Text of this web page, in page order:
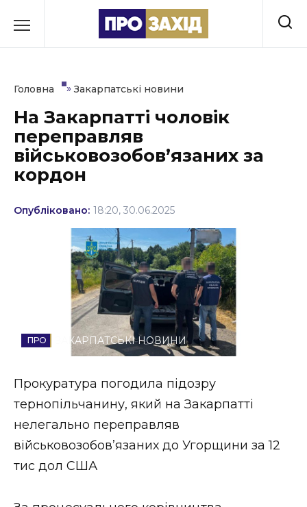
до
Культура
Освіта
Політика
Стиль життя
Втрачений Ужгород
Втрачений Ужгород (відеоверсія)
ЗАКАРПАТСЬКІ НОВИНИ
Головна » Закарпатські новини
На Закарпатті чоловік
переправляв
військовозобовʼязаних за
кордон
Опубліковано: 18:20, 30.06.2025
ЗАКАРПАТСЬКІ НОВИНИ
Прокуратура погодила підозру
тернопільчанину, який на Закарпатті
нелегально переправляв
військовозобов’язаних до Угорщини за 12
тис дол США